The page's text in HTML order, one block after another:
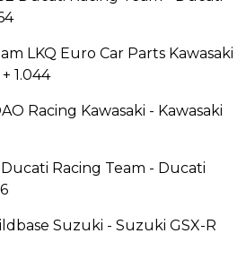
LKQ Euro Car Parts Kawasaki
1.044
Racing Kawasaki - Kawasaki
Ducati Racing Team - Ducati
Suzuki - Suzuki GSX-R